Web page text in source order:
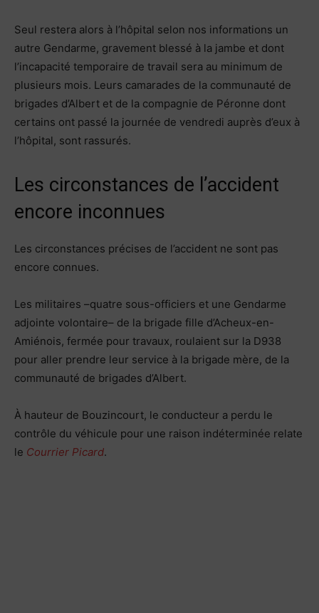
Seul restera alors à l’hôpital selon nos informations un
autre Gendarme, gravement blessé à la jambe et dont
l’incapacité temporaire de travail sera au minimum de
plusieurs mois. Leurs camarades de la communauté de
brigades d’Albert et de la compagnie de Péronne dont
certains ont passé la journée de vendredi auprès d’eux à
l’hôpital, sont rassurés.
Les circonstances de l’accident
encore inconnues
Les circonstances précises de l’accident ne sont pas
encore connues.
Les militaires –quatre sous-officiers et une Gendarme
adjointe volontaire– de la brigade fille d’Acheux-en-
Amiénois, fermée pour travaux, roulaient sur la D938
pour aller prendre leur service à la brigade mère, de la
communauté de brigades d’Albert.
À hauteur de Bouzincourt, le conducteur a perdu le
contrôle du véhicule pour une raison indéterminée relate
le Courrier Picard.